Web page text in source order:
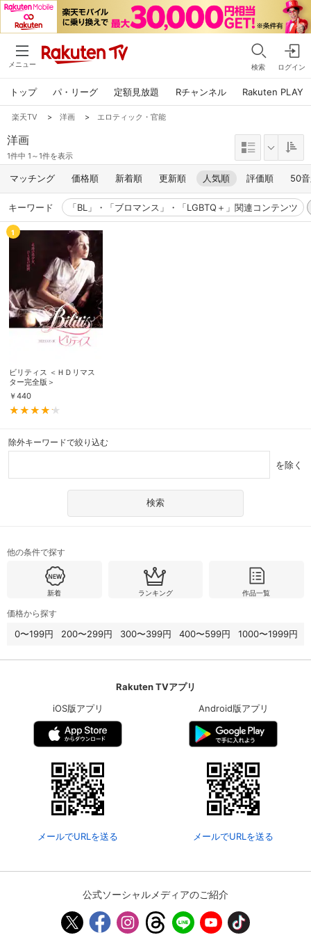
メニュー 検索 ログイン
トップ パ・リーグ 定額見放題 Rチャンネル Rakuten PLAY
楽天TV > 洋画 > エロティック・官能
洋画
1件中 1～1件を表示
マッチング 価格順 新着順 更新順 人気順 評価順 50
キーワード 「BL」・「ブロマンス」・「LGBTQ＋」関連コンテンツ
1
ビリティス ＜ＨＤリマス
ター完全版＞
￥440
除外キーワードで絞り込む
を除く
他の条件で探す
新着 ランキング 作品一覧
価格から探す
0〜199円 200〜299円 300〜399円 400〜599円 1000〜1999円
Rakuten TVアプリ
iOS版アプリ
メールでURLを送る
Android版アプリ
メールでURLを送る
公式ソーシャルメディアのご紹介